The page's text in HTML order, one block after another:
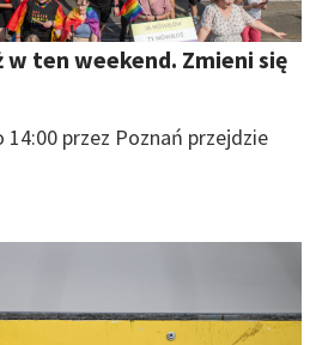
w ten weekend. Zmieni się
przez Poznań przejdzie